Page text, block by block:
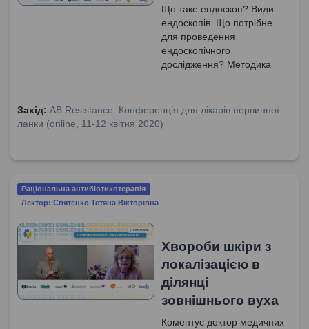
Що таке ендоскоп? Види
ендоскопів. Що потрібне
для проведення
ендоскопічного
дослідження? Методика
носа: викривлена
перегородка, поліпозний
носу та стридор у
кишеня.
Захід: AB Resistance. Конференція для лікарів первинної
ланки (online, 11-12 квітня 2020)
Раціональна антибіотикотерапія
Лектор: Святенко Тетяна Вікторівна
Хвороби шкіри з
локалізацією в
ділянці
зовнішнього вуха
Коментує доктор медичних